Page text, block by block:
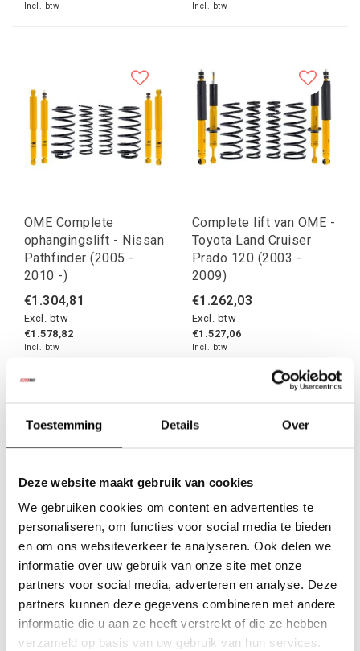
Toestemming Details Over
Deze website maakt gebruik van cookies
We gebruiken cookies om content en advertenties te
personaliseren, om functies voor social media te bieden
en om ons websiteverkeer te analyseren. Ook delen we
informatie over uw gebruik van onze site met onze
partners voor social media, adverteren en analyse. Deze
partners kunnen deze gegevens combineren met andere
informatie die u aan ze heeft verstrekt of die ze hebben
verzameld op basis van uw gebruik van hun services.
Incl. btw Incl. btw
OME Complete
ophangingslift - Nissan
Pathfinder (2005 -
2010 -)
€1.304,81
Excl. btw
€1.578,82
Incl. btw
Complete lift van OME -
Toyota Land Cruiser
Prado 120 (2003 -
2009)
€1.262,03
Excl. btw
€1.527,06
Incl. btw
OME ophangingsliftkit -
Nissan Navara (2015 -
€1.304,81
Old Man Emu BP-51
Complete Suspension
Lift - Ford Ranger
(2023 -) Belastingen:
Voor - 0-50 kg / Achter
€6.755,93